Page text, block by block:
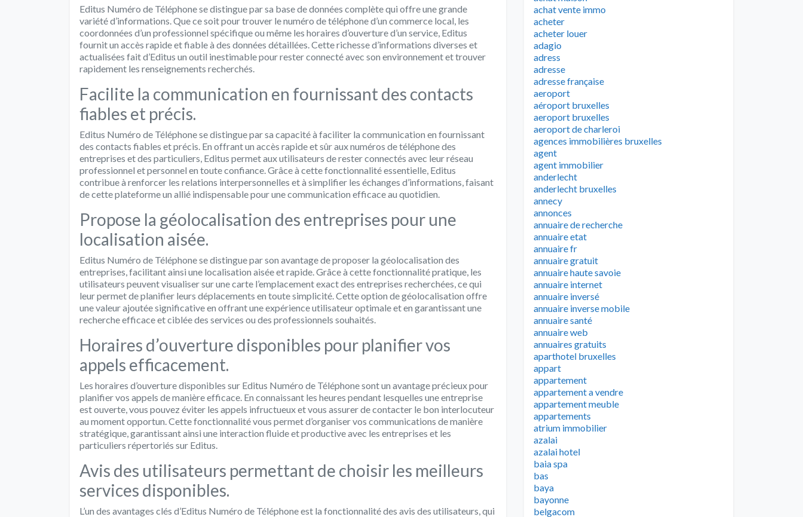
Editus Numéro de Téléphone se distingue par sa base de données complète qui offre une grande
variété d’informations. Que ce soit pour trouver le numéro de téléphone d’un commerce local, les
coordonnées d’un professionnel spécifique ou même les horaires d’ouverture d’un service, Editus
fournit un accès rapide et fiable à des données détaillées. Cette richesse d’informations diverses et
actualisées fait d’Editus un outil inestimable pour rester connecté avec son environnement et trouver
rapidement les renseignements recherchés.
Facilite la communication en fournissant des contacts
fiables et précis.
Editus Numéro de Téléphone se distingue par sa capacité à faciliter la communication en fournissant
des contacts fiables et précis. En offrant un accès rapide et sûr aux numéros de téléphone des
entreprises et des particuliers, Editus permet aux utilisateurs de rester connectés avec leur réseau
professionnel et personnel en toute confiance. Grâce à cette fonctionnalité essentielle, Editus
contribue à renforcer les relations interpersonnelles et à simplifier les échanges d’informations, faisant
de cette plateforme un allié indispensable pour une communication efficace au quotidien.
Propose la géolocalisation des entreprises pour une
localisation aisée.
Editus Numéro de Téléphone se distingue par son avantage de proposer la géolocalisation des
entreprises, facilitant ainsi une localisation aisée et rapide. Grâce à cette fonctionnalité pratique, les
utilisateurs peuvent visualiser sur une carte l’emplacement exact des entreprises recherchées, ce qui
leur permet de planifier leurs déplacements en toute simplicité. Cette option de géolocalisation offre
une valeur ajoutée significative en offrant une expérience utilisateur optimale et en garantissant une
recherche efficace et ciblée des services ou des professionnels souhaités.
Horaires d’ouverture disponibles pour planifier vos
appels efficacement.
Les horaires d’ouverture disponibles sur Editus Numéro de Téléphone sont un avantage précieux pour
planifier vos appels de manière efficace. En connaissant les heures pendant lesquelles une entreprise
est ouverte, vous pouvez éviter les appels infructueux et vous assurer de contacter le bon interlocuteur
au moment opportun. Cette fonctionnalité vous permet d’organiser vos communications de manière
stratégique, garantissant ainsi une interaction fluide et productive avec les entreprises et les
particuliers répertoriés sur Editus.
Avis des utilisateurs permettant de choisir les meilleurs
services disponibles.
L’un des avantages clés d’Editus Numéro de Téléphone est la fonctionnalité des avis des utilisateurs, qui
achat vente immo
acheter
acheter louer
adagio
adress
adresse
adresse française
aeroport
aéroport bruxelles
aeroport bruxelles
aeroport de charleroi
agences immobilières bruxelles
agent
agent immobilier
anderlecht
anderlecht bruxelles
annecy
annonces
annuaire de recherche
annuaire etat
annuaire fr
annuaire gratuit
annuaire haute savoie
annuaire internet
annuaire inversé
annuaire inverse mobile
annuaire santé
annuaire web
annuaires gratuits
aparthotel bruxelles
appart
appartement
appartement a vendre
appartement meuble
appartements
atrium immobilier
azalai
azalai hotel
baia spa
bas
baya
bayonne
belgacom